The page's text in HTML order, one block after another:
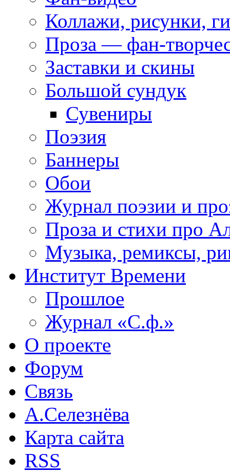
Коллажи, рисунки,
Проза — фан-
Заставки и скины
Большой сундук
Сувениры
Поэзия
Баннеры
Обои
Журнал поэзии и
Проза и стихи про
Музыка, ремиксы,
Институт Времени
Прошлое
Журнал «С.ф.»
О проекте
Форум
Связь
А.Селезнёва
Карта сайта
RSS